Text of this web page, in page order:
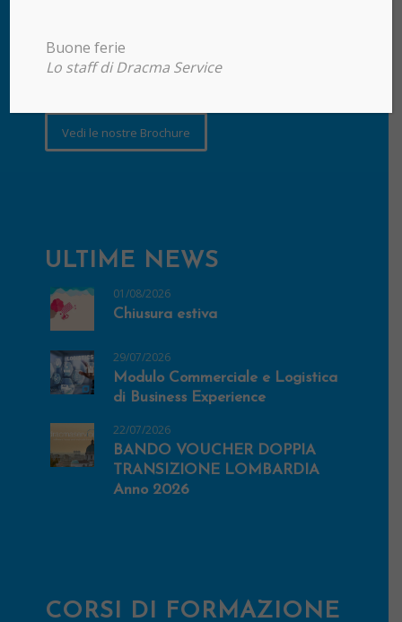
Orari di apertura degli uffici:
Dal Lunedì al Venerdì
Vedi le nostre Brochure
ULTIME NEWS
01/08/2026
Chiusura estiva
29/07/2026
Modulo Commerciale e Logistica
di Business Experience
22/07/2026
BANDO VOUCHER DOPPIA
TRANSIZIONE LOMBARDIA
Anno 2026
CORSI DI FORMAZIONE
Buone ferie
Lo staff di Dracma Service